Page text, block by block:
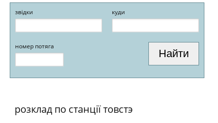
звідки куди
номер потяга
розклад по станції товстэ